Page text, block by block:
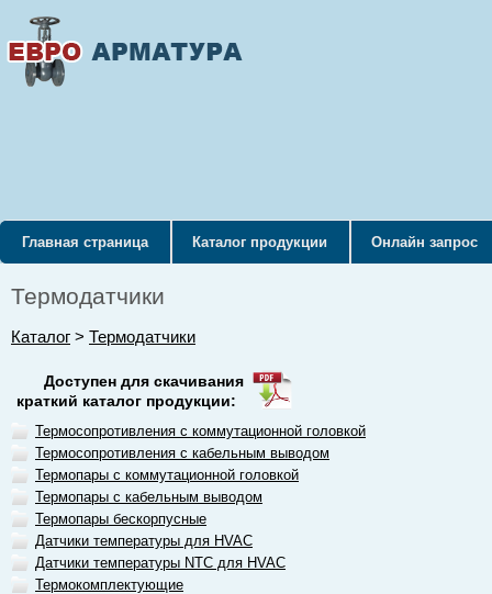
Главная страница Каталог продукции Онлайн запрос
Термодатчики
Каталог > Термодатчики
Доступен для скачивания
краткий каталог продукции:
Термосопротивления с коммутационной головкой
Термосопротивления с кабельным выводом
Термопары с коммутационной головкой
Термопары с кабельным выводом
Термопары бескорпусные
Датчики температуры для HVAC
Датчики температуры NTC для HVAC
Термокомплектующие